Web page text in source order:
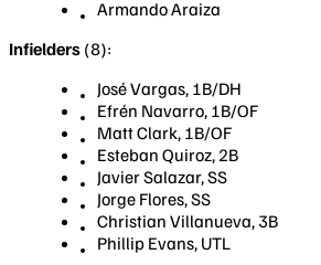
Armando Araiza
Infielders (8):
José Vargas, 1B/DH
Efrén Navarro, 1B/OF
Matt Clark, 1B/OF
Esteban Quiroz, 2B
Javier Salazar, SS
Jorge Flores, SS
Christian Villanueva, 3B
Phillip Evans, UTL